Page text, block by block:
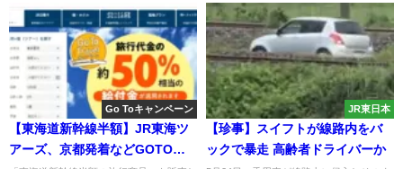
Go Toキャンペーン
【東海道新幹線半額】JR東海ツ
アーズ、京都発着などGOTO予
JR東日本
【珍事】スイフトが線路内をバ
ックで暴走 高齢者ドライバーか